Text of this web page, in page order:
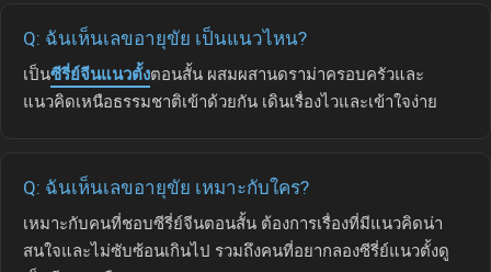
Q: ฉันเห็นเลขอายุขัย เป็นแนวไหน?
เป็นซีรี่ย์จีนแนวตั้งตอนสั้น ผสมผสานดราม่าครอบครัวและ
แนวคิดเหนือธรรมชาติเข้าด้วยกัน เดินเรื่องไวและเข้าใจง่าย
Q: ฉันเห็นเลขอายุขัย เหมาะกับใคร?
เหมาะกับคนที่ชอบซีรี่ย์จีนตอนสั้น ต้องการเรื่องที่มีแนวคิดน่า
สนใจและไม่ซับซ้อนเกินไป รวมถึงคนที่อยากลองซีรี่ย์แนวตั้งดู